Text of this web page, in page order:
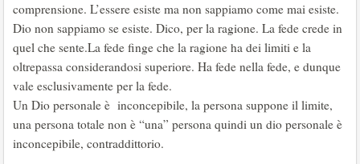
comprensione. L’essere esiste ma non sappiamo come mai esiste.
Dio non sappiamo se esiste. Dico, per la ragione. La fede crede in
quel che sente.La fede finge che la ragione ha dei limiti e la
oltrepassa considerandosi superiore. Ha fede nella fede, e dunque
vale esclusivamente per la fede.
Un Dio personale è inconcepibile, la persona suppone il limite,
una persona totale non è “una” persona quindi un dio personale è
inconcepibile, contraddittorio.